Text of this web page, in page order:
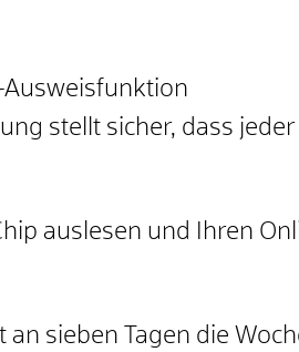
Ausweisfunktion
stellt sicher, dass jeder
auslesen und Ihren
sieben Tagen die